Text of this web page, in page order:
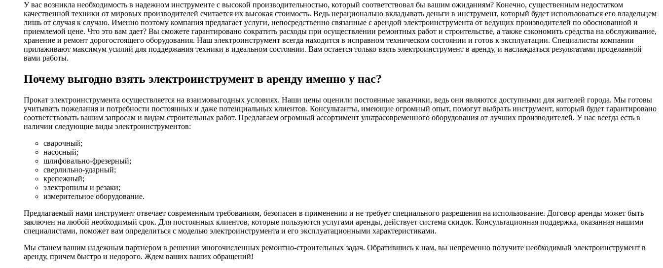
У вас возникла необходимость в надежном инструменте с высокой производительностью, который соответствовал бы вашим ожиданиям? Конечно, существенным недостатком
качественной техники от мировых производителей считается их высокая стоимость. Ведь нерационально вкладывать деньги в инструмент, который будет использоваться его владельцем
лишь от случая к случаю. Именно поэтому компания предлагает услуги, непосредственно связанные с арендой электроинструмента от ведущих производителей по обоснованной и
приемлемой цене. Что это вам дает? Вы сможете гарантировано сократить расходы при осуществлении ремонтных работ и строительстве, а также сэкономить средства на обслуживание,
хранение и ремонт дорогостоящего оборудования. Наш электроинструмент всегда находится в исправном техническом состоянии и готов к эксплуатации. Специалисты компании
прилаживают максимум усилий для поддержания техники в идеальном состоянии. Вам остается только взять электроинструмент в аренду, и наслаждаться результатами проделанной
вами работы.
Почему выгодно взять электроинструмент в аренду именно у нас?
Прокат электроинструмента осуществляется на взаимовыгодных условиях. Наши цены оценили постоянные заказчики, ведь они являются доступными для жителей города. Мы готовы
учитывать пожелания и потребности постоянных и даже потенциальных клиентов. Консультанты, имеющие огромный опыт, помогут выбрать инструмент, который будет гарантировано
соответствовать вашим запросам и видам строительных работ. Предлагаем огромный ассортимент ультрасовременного оборудования от лучших производителей. У нас всегда есть в
наличии следующие виды электроинструментов:
сварочный;
насосный;
шлифовально-фрезерный;
сверлильно-ударный;
крепежный;
электропилы и резаки;
измерительное оборудование.
Предлагаемый нами инструмент отвечает современным требованиям, безопасен в применении и не требует специального разрешения на использование. Договор аренды может быть
заключен на любой необходимый срок. Для постоянных клиентов, которые пользуются услугами аренды, действует система скидок. Консультационная поддержка, оказанная нашими
специалистами, поможет вам определиться с моделью электроинструмента и его эксплуатационными характеристиками.
Мы станем вашим надежным партнером в решении многочисленных ремонтно-строительных задач. Обратившись к нам, вы непременно получите необходимый электроинструмент в
аренду, причем быстро и недорого. Ждем ваших ваших обращений!